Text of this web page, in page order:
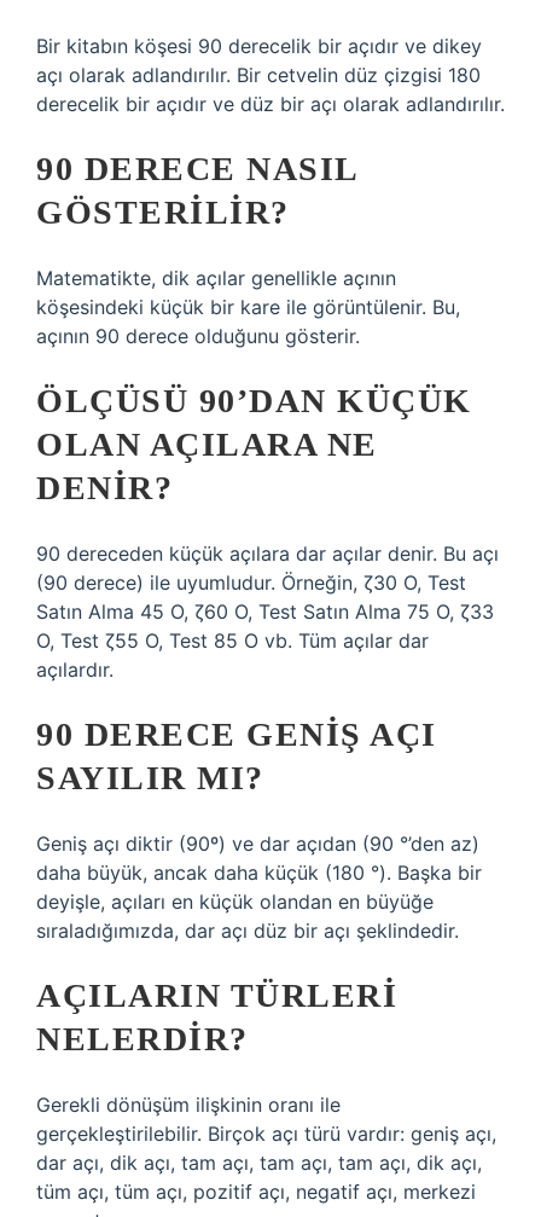
Bir kitabın köşesi 90 derecelik bir açıdır ve dikey
açı olarak adlandırılır. Bir cetvelin düz çizgisi 180
derecelik bir açıdır ve düz bir açı olarak adlandırılır.
90 DERECE NASIL
GÖSTERILIR?
Matematikte, dik açılar genellikle açının
köşesindeki küçük bir kare ile görüntülenir. Bu,
açının 90 derece olduğunu gösterir.
ÖLÇÜSÜ 90’DAN KÜÇÜK
OLAN AÇILARA NE
DENIR?
90 dereceden küçük açılara dar açılar denir. Bu açı
(90 derece) ile uyumludur. Örneğin, ζ30 O, Test
Satın Alma 45 O, ζ60 O, Test Satın Alma 75 O, ζ33
O, Test ζ55 O, Test 85 O vb. Tüm açılar dar
açılardır.
90 DERECE GENIŞ AÇI
SAYILIR MI?
Geniş açı diktir (90º) ve dar açıdan (90 °’den az)
daha büyük, ancak daha küçük (180 °). Başka bir
deyişle, açıları en küçük olandan en büyüğe
sıraladığımızda, dar açı düz bir açı şeklindedir.
AÇILARIN TÜRLERI
NELERDIR?
Gerekli dönüşüm ilişkinin oranı ile
gerçekleştirilebilir. Birçok açı türü vardır: geniş açı,
dar açı, dik açı, tam açı, tam açı, tam açı, dik açı,
tüm açı, tüm açı, pozitif açı, negatif açı, merkezi